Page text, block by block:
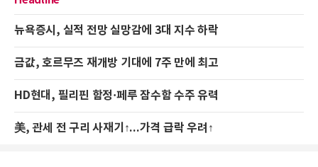
뉴욕증시, 실적 전망 실망감에 3대 지수 하락
금값, 호르무즈 재개방 기대에 7주 만에 최고
HD현대, 필리핀 함정·페루 잠수함 수주 유력
美, 관세 전 구리 사재기↑...가격 급락 우려↑